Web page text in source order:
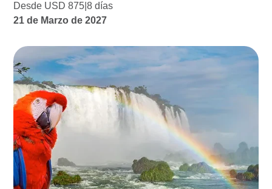
Desde USD 875 8 días
21 de Marzo de 2027